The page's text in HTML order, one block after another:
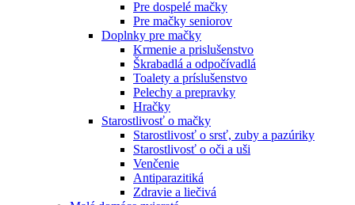
Pre dospelé mačky
Pre mačky seniorov
Doplnky pre mačky
Krmenie a prislušenstvo
Škrabadlá a odpočívadlá
Toalety а príslušenstvo
Pelechy a prepravky
Hračky
Starostlivosť o mačky
Starostlivosť o srsť, zuby a pazúriky
Starostlivosť o oči a uši
Venčenie
Antiparazitiká
Zdravie a liečivá